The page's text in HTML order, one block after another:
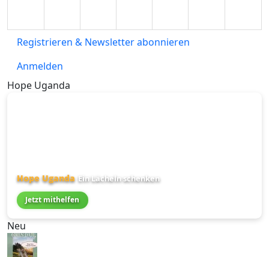
Registrieren & Newsletter abonnieren
Anmelden
Hope Uganda
Hope Uganda Ein Lächeln schenken
Jetzt mithelfen
Neu